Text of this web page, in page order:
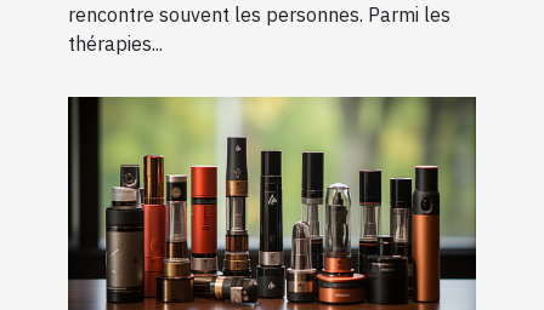
rencontre souvent les personnes. Parmi les
thérapies...